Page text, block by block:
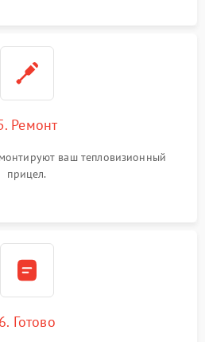
Ремонт
ваш тепловизионный
прицел.
6. Готово